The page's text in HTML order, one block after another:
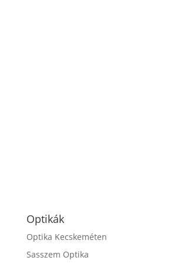
Optikák
Optika Kecskeméten
Sasszem Optika